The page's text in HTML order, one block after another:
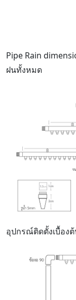
Pipe Rain
ฝนทั้งหมด
อุปกรณ์ติดตั้งเบื้อง